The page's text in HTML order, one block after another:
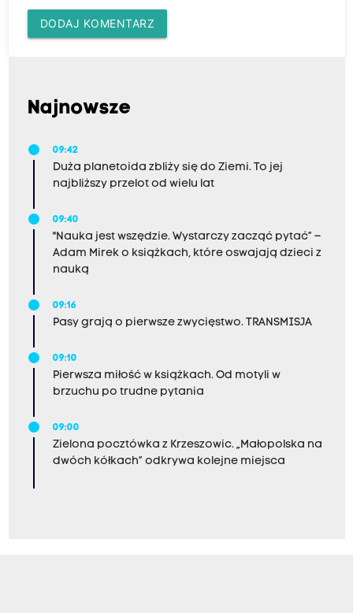
DODAJ KOMENTARZ
Najnowsze
09:42
Duża planetoida zbliży się do Ziemi. To jej
najbliższy przelot od wielu lat
09:40
"Nauka jest wszędzie. Wystarczy zacząć pytać” –
Adam Mirek o książkach, które oswajają dzieci z
nauką
09:16
Pasy grają o pierwsze zwycięstwo. TRANSMISJA
09:10
Pierwsza miłość w książkach. Od motyli w
brzuchu po trudne pytania
09:00
Zielona pocztówka z Krzeszowic. „Małopolska na
dwóch kółkach” odkrywa kolejne miejsca